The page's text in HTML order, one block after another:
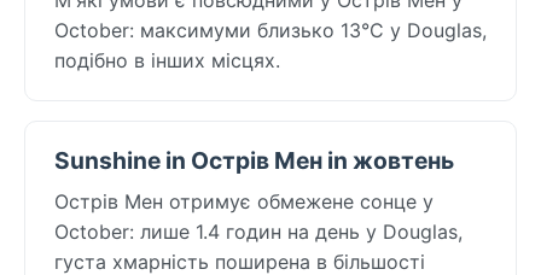
October: максимуми близько 13°C у Douglas,
подібно в інших місцях.
Sunshine in Острів Мен in жовтень
Острів Мен отримує обмежене сонце у
October: лише 1.4 годин на день у Douglas,
густа хмарність поширена в більшості